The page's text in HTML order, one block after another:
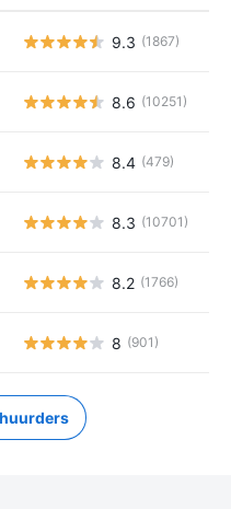
9.3 (1867)
8.6 (10251)
8.4 (479)
8.3 (10701)
8.2 (1766)
8 (901)